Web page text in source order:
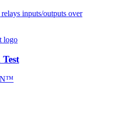
inputs/outputs over